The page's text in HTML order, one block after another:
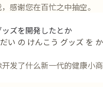
感谢您在百忙之中抽空。
ズを開発したとか
い の けんこう グッズ を か
发了什么新一代的健康小商